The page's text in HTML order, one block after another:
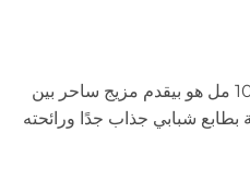
عطر هوس بينك من رصاصي 100 مل هو بيقدم مزيج ساحر بين
بطابع شبابي جذاب جدًا ورائحته